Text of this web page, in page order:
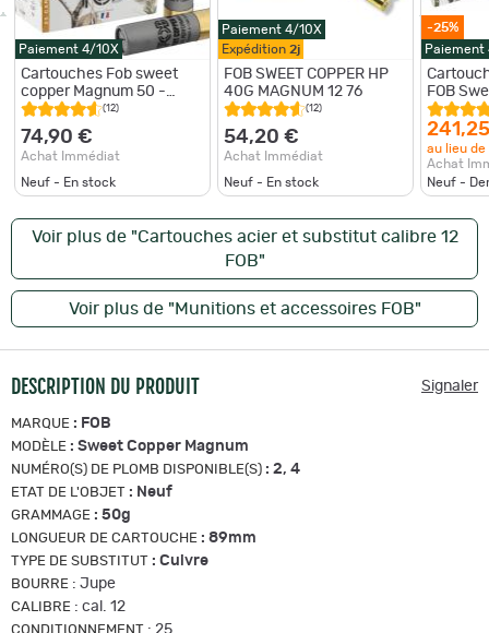
Paiement 4/10X
Cartouches Fob sweet
copper Magnum 50 -
Cal.12/89 4 (12)
74,90 €
Achat Immédiat
Neuf - En stock
Paiement 4/10X
Expédition 2j
FOB SWEET COPPER HP
40G MAGNUM 12 76
(12)
54,20 €
Achat Immédiat
Neuf - En stock
-25%
Paiement
FOB
Magnum
40 g
au lieu de
Achat
Neuf -
Voir plus de "Cartouches acier et substitut calibre 12
FOB"
Voir plus de "Munitions et accessoires FOB"
DESCRIPTION DU PRODUIT Signaler
MARQUE : FOB
MODÈLE : Sweet Copper Magnum
NUMÉRO(S) DE PLOMB DISPONIBLE(S) : 2, 4
ETAT DE L'OBJET : Neuf
GRAMMAGE : 50g
LONGUEUR DE CARTOUCHE : 89mm
TYPE DE SUBSTITUT : Cuivre
BOURRE : Jupe
CALIBRE : cal. 12
CONDITIONNEMENT : 25